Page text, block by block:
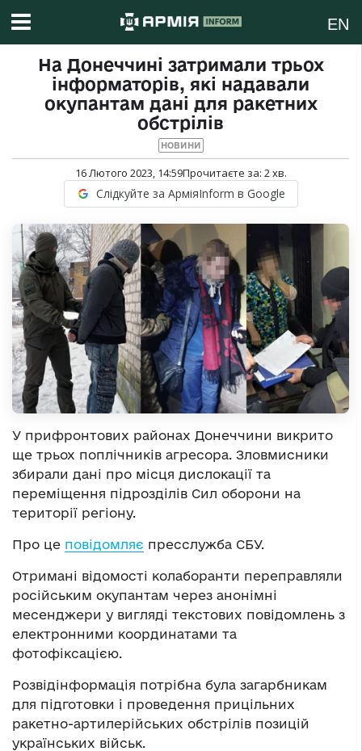
EN
На Донеччині затримали трьох
інформаторів, які надавали
окупантам дані для ракетних
обстрілів
НОВИНИ
16 Лютого 2023, 14:59Прочитаєте за: 2хв.
Слідкуйте за АрміяInform в Google
У прифронтових районах Донеччини викрито
ще трьох поплічників агресора. Зловмисники
збирали дані про місця дислокації та
переміщення підрозділів Сил оборони на
території регіону.
Про це повідомляє пресслужба СБУ.
Отримані відомості колаборанти переправляли
російським окупантам через анонімні
месенджери у вигляді текстових повідомлень з
електронними координатами та
фотофіксацією.
Розвідінформація потрібна була загарбникам
для підготовки і проведення прицільних
ракетно-артилерійських обстрілів позицій
українських військ.